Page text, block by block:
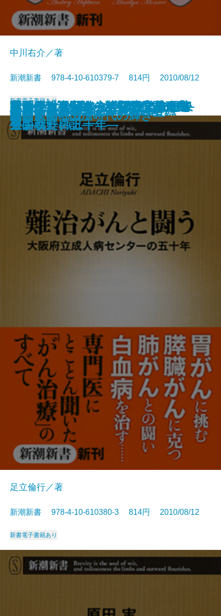
ロックと共に年をとる
国家の命運
核がなくならない7つの理由
イスラエル―ユダヤパワーの源泉
―
イランはこれからどうなるのか―
「イスラム大国」の真実―
企業買収の裏側―M＆A入門―
文士の私生活―昭和文壇交友録―
異形の日本人
テレビの大罪
大女優物語―オードリー、マリリ
ン、リズ―
中川右介／著
新潮新書 978-4-10-610379-7 814円 2010/08/12
新書電子書籍あり
難治がんと闘う―大阪府立成人病
センターの五十年―
足立倫行／著
新潮新書 978-4-10-610380-3 814円 2010/08/12
新書電子書籍あり
もののけの正体―怪談はこうして
生まれた―
通販―「不況知らず」の業界研究
―
死刑絶対肯定論―無期懲役囚の主
張―
読む人間ドック
降ろされた日の丸―国民学校一年
生の朝鮮日記―
即答するバカ
ポスト・モバイル―ITとヒトの未
来図―
気にするな
開国前夜―田沼時代の輝き―